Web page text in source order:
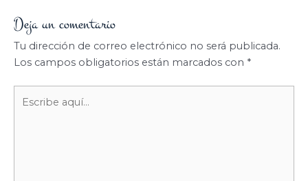
Deja un comentario
Tu dirección de correo electrónico no será publicada.
Los campos obligatorios están marcados con *
aquí...